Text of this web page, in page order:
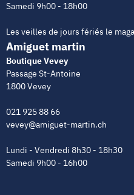
Samedi 9h00 - 18h00
Les veilles de jours fériés le
Amiguet martin
Boutique Vevey
Passage St-Antoine
1800 Vevey
021 925 88 66
vevey@amiguet-martin.ch
Lundi - Vendredi 8h30 - 18h30
Samedi 9h00 - 16h00